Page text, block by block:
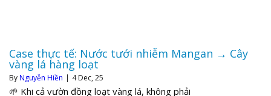
Case thực tế: Nước tưới nhiễm Mangan → Cây
vàng lá hàng loạt
ByNguyễn Hiền | 4 Dec, 25
🌱 Khi cả vườn đồng loạt vàng lá, không phải